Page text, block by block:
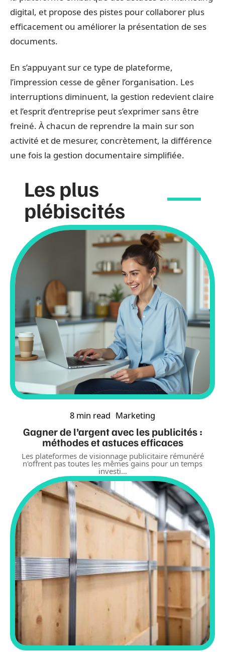
digital, et propose des pistes pour collaborer plus
efficacement ou améliorer la présentation de ses
documents.
En s’appuyant sur ce type de plateforme,
l’impression cesse de gêner l’organisation. Les
interruptions diminuent, la gestion redevient claire
et l’esprit d’entreprise peut s’exprimer sans être
freiné. À chacun de reprendre la main sur son
activité et de mesurer, concrètement, la différence
une fois la gestion documentaire simplifiée.
Les plus
plébiscités
8 min read Marketing
Gagner de l’argent avec les publicités :
méthodes et astuces efficaces
Les plateformes de visionnage publicitaire rémunéré
n'offrent pas toutes les mêmes gains pour un temps
investi…